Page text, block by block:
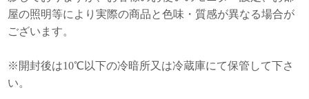
屋の照明等により実際の商品と色味・質感が異なる場合が
ございます。
※開封後は10℃以下の冷暗所又は冷蔵庫にて保管して下さ
い。